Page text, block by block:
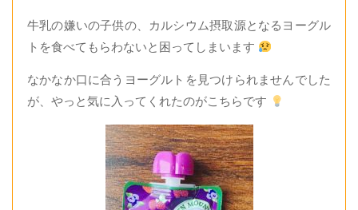
牛乳の嫌いの子供の、カルシウム摂取源となるヨーグル
トを食べてもらわないと困ってしまいます
なかなか口に合うヨーグルトを見つけられませんでした
が、やっと気に入ってくれたのがこちらです